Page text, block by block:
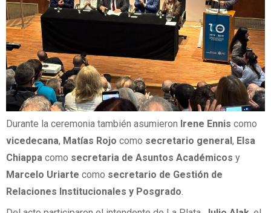
Durante la ceremonia también asumieron Irene Ennis como
vicedecana, Matías Rojo como secretario general, Elsa
Chiappa como secretaria de Asuntos Académicos y
Marcelo Uriarte como secretario de Gestión de
Relaciones Institucionales y Posgrado